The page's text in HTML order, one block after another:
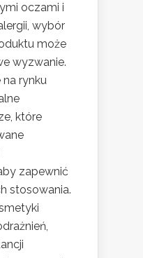
oczami i
wybór
może
wyzwanie.
rynku
które
zapewnić
stosowania.